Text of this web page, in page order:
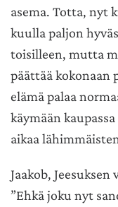
asema. Totta, nyt
kuulla paljon
toisilleen, mutta
päättää kokonaan
elämä palaa
käymään
aikaa
Jaakob,
”Ehkä joku nyt